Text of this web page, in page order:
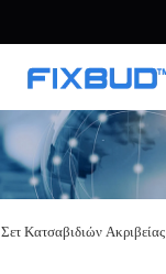
Σετ Κατσαβιδιών Ακριβείας